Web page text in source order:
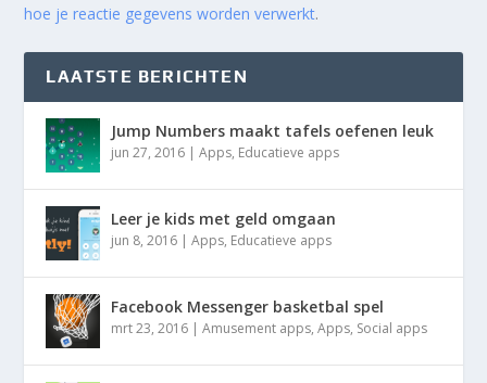
hoe je reactie gegevens worden verwerkt.
LAATSTE BERICHTEN
Jump Numbers maakt tafels oefenen leuk
jun 27, 2016 |Apps, Educatieve apps
Leer je kids met geld omgaan
jun 8, 2016 |Apps, Educatieve apps
Facebook Messenger basketbal spel
mrt 23, 2016 |Amusement apps,Apps, Social apps